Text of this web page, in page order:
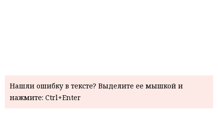
Нашли ошибку в тексте? Выделите ее мышкой и
нажмите: Ctrl+Enter